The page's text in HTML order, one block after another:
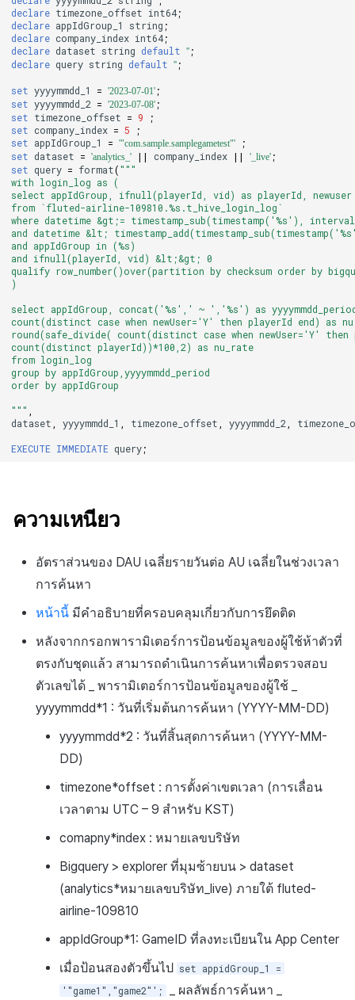
declare timezone_offset int64;
declare appIdGroup_1 string ;
declare company_index int64;
declare dataset string default '' ;
declare query string default '' ;
set yyyymmdd_1 = '2023-07-01' ;
set yyyymmdd_2 = '2023-07-08' ;
set timezone_offset = 9
;
set company_index = 5
;
set appIdGroup_1 = '"com.sample.samplegametest"'
;
set dataset = 'analytics_' || company_index || '_live' ;
set query = format("""
with login_log as (
select appIdGroup, ifnull(playerId, vid) as playerId, newuser
from `fluted-airline-109810.%s.t_hive_login_log`
where datetime &gt;= timestamp_sub(timestamp('%s'),
and datetime &lt;
and appIdGroup in (%s)
and ifnull(playerId, vid) &lt;&gt; 0
qualify row_number()over(partition by checksum order by
)
select appIdGroup, concat('%s',' ~ ','%s') as
count(distinct case when newUser='Y' then playerId end) as
round(safe_divide( count(distinct case when newUser='Y'
count(distinct playerId))*100,2) as nu_rate
from login_log
group by appIdGroup,yyyymmdd_period
order by appIdGroup
"""
dataset
yyyymmdd_1 timezone_offset yyyymmdd_2
EXECUTE IMMEDIATE query;
ความเหนียว
อัตราส่วนของ DAU เฉลี่ยรายวันต่อ AU เฉลี่ยในช่วงเวลา
การค้นหา
หน้านี้มีคำอธิบายที่ครอบคลุมเกี่ยวกับการยึดติด
หลังจากกรอกพารามิเตอร์การป้อนข้อมูลของผู้ใช้ห้าตัวที่
ตรงกับชุดแล้ว สามารถดำเนินการค้นหาเพื่อตรวจสอบ
ตัวเลขได้ _ พารามิเตอร์การป้อนข้อมูลของผู้ใช้ _
yyyymmdd*1 : วันที่เริ่มต้นการค้นหา (YYYY-MM-DD)
yyyymmdd*2 : วันที่สิ้นสุดการค้นหา (YYYY-MM-
DD)
timezone*offset : การตั้งค่าเขตเวลา (การเลื่อน
เวลาตาม UTC – 9 สำหรับ KST)
comapny*index : หมายเลขบริษัท
Bigquery > explorer ที่มุมซ้ายบน > dataset
(analytics*หมายเลขบริษัท_live) ภายใต้ fluted-
airline-109810
appIdGroup*1: GameID ที่ลงทะเบียนใน App Center
เมื่อป้อนสองตัวขึ้นไป
set appidGroup_1 =
'"game1","game2"';
_ ผลลัพธ์การค้นหา _